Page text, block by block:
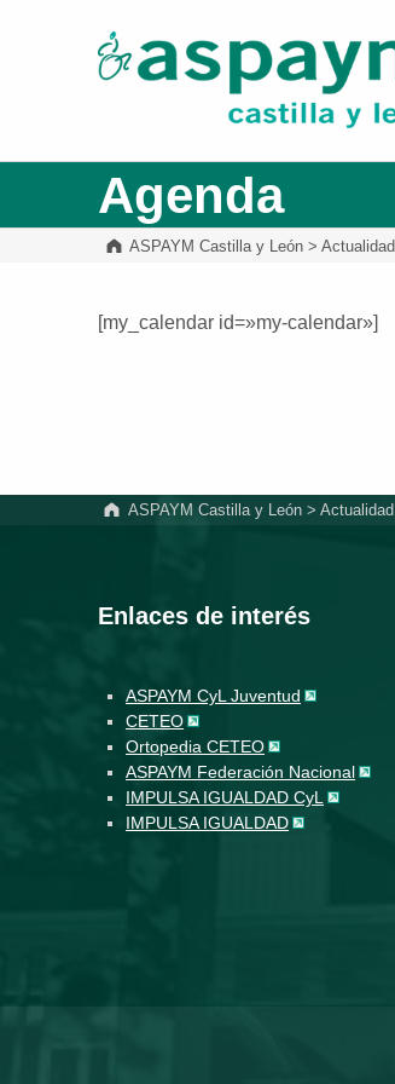
Agenda
ASPAYM Castilla y León >Actualidad
[my_calendar id=»my-calendar»]
ASPAYM Castilla y León> Actualidad
Enlaces de interés
ASPAYM CyL Juventud
CETEO
Ortopedia CETEO
ASPAYM Federación Nacional
IMPULSA IGUALDAD CyL
IMPULSA IGUALDAD